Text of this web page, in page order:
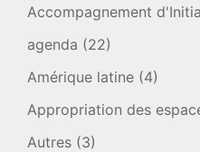
Accompagnement
agenda (22)
Amérique latine (4)
Appropriation des
Autres (3)